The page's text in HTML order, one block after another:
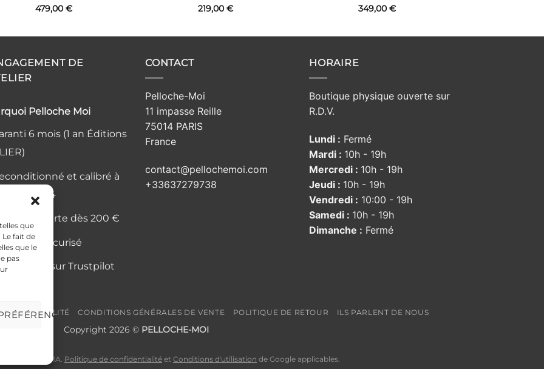
que
fait de
que le
pas
479,00€ 219,00€ 349,00€
DE
Pelloche Moi
6 mois (1 an Éditions
et calibré à
Paris 14
offerte dès 200 €
sécurisé
vérifiés sur Trustpilot
CONTACT
Pelloche-Moi
11 impasse Reille
75014 PARIS
France
contact@pellochemoi.com
+33637279738
HORAIRE
Boutique physique ouverte sur
R.D.V.
Lundi : Fermé
Mardi : 10h - 19h
Mercredi : 10h - 19h
Jeudi : 10h - 19h
Vendredi : 10:00 - 19h
Samedi : 10h - 19h
Dimanche : Fermé
CONDITIONS GÉNÉRALES DE VENTE POLITIQUE DE RETOUR ILS PARLENT DE NOUS
Copyright 2026 © PELLOCHE-MOI
par reCAPTCHA. Politique de confidentialité et Conditions d'utilisation de Google applicables.